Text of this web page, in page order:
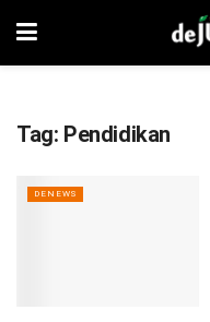
Tag: Pendidikan
DENEWS